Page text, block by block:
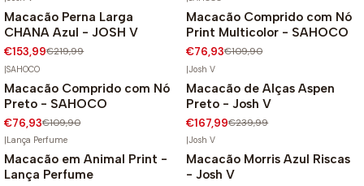
-30%
Macacão Perna Larga
CHANA Azul - JOSH V
€153,99€219,99
-30%
Macacão Comprido com Nó
Print Multicolor - SAHOCO
€76,93€109,90
-30%
|SAHOCO
Macacão Comprido com Nó
Preto - SAHOCO
€76,93€109,90
-30%
|Josh V
Macacão de Alças Aspen
Preto - Josh V
€167,99€239,99
-30%
Lança Perfume
Macacão em Animal Print -
Lança Perfume
-30%
|Josh V
Macacão Morris Azul Riscas
- Josh V